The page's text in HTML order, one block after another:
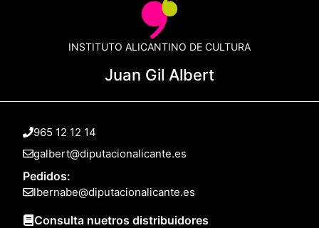
INSTITUTO ALICANTINO DE CULTURA
Juan Gil Albert
965 12 12 14
galbert@diputacionalicante.es
Pedidos:
lbernabe@diputacionalicante.es
Consulta nuetros distribuidores